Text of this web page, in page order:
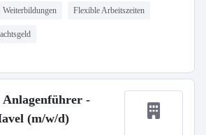
Weiterbildungen Flexible Arbeitszeiten
-
(m/w/d)